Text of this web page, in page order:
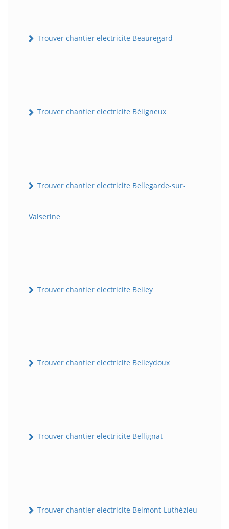
Trouver chantier electricite Beauregard
Trouver chantier electricite Béligneux
Trouver chantier electricite Bellegarde-sur-
Valserine
Trouver chantier electricite Belley
Trouver chantier electricite Belleydoux
Trouver chantier electricite Bellignat
Trouver chantier electricite Belmont-Luthézieu